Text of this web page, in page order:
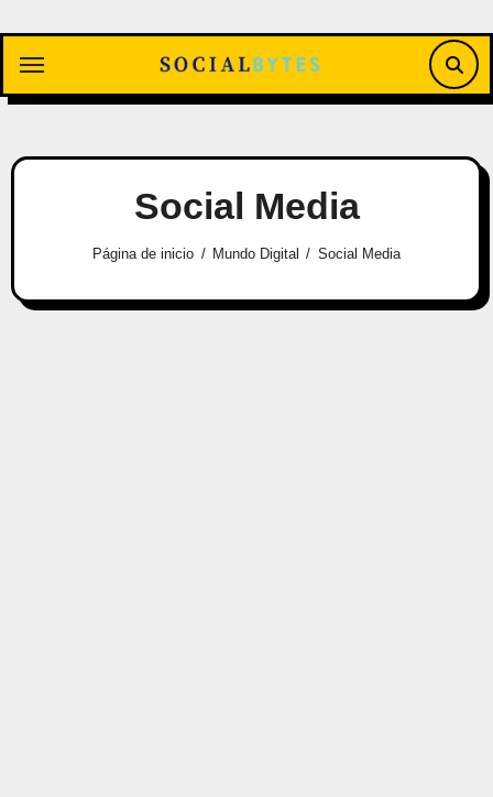
contenido
Social Media
Página de inicio Mundo Digital Social Media